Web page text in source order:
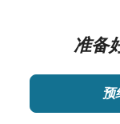
准备
预